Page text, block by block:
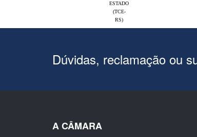
ESTADO
(TCE-
RS)
Dúvidas, reclamação ou
A CÂMARA